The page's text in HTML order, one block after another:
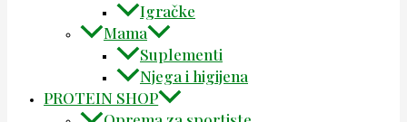
Igračke
Mama
Suplementi
Njega i higijena
PROTEIN SHOP